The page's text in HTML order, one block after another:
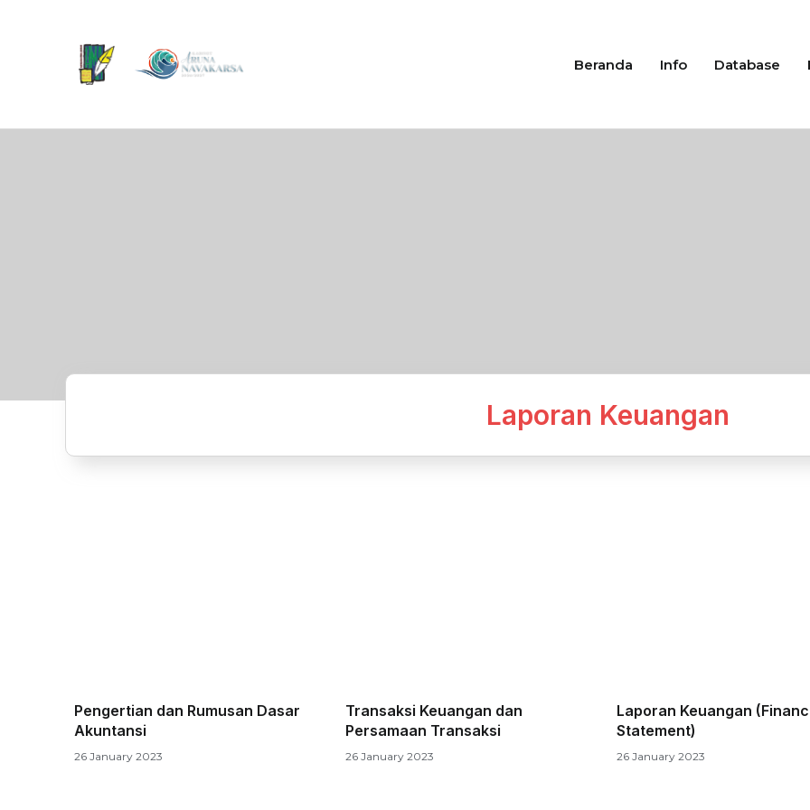
Beranda Info Database
Laporan Keuangan
Pengertian dan Rumusan Dasar
Akuntansi
26 January 2023
Transaksi Keuangan dan
Persamaan Transaksi
26 January 2023
Laporan Keuangan
Statement)
26 January 2023